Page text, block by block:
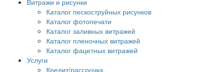
Витражи и рисунки
Каталог пескоструйных рисунков
Каталог фотопечати
Каталог заливных витражей
Каталог пленочных витражей
Каталог фацетных витражей
Услуги
Кредит/рассрочка